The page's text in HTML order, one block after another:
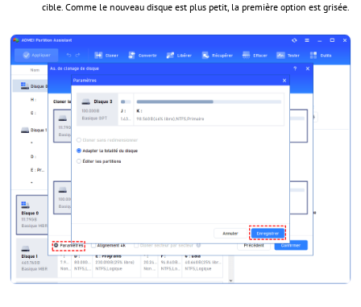
cible. Comme le nouveau disque est plus petit, la première option est grisée.